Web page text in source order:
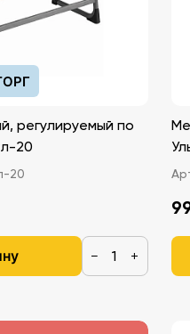
регулируемый по
20
20
− +